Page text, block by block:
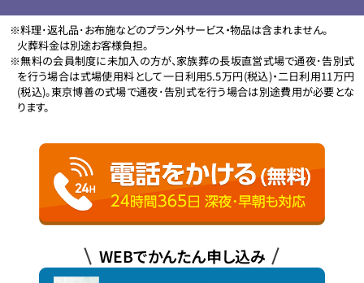
※料理･返礼品･お布施などのプラン外サービス・物品は含まれません。
火葬料金は別途お客様負担。
※無料の会員制度に未加入の方が、家族葬の長坂直営式場で通夜･告別式
を行う場合は式場使用料として一日利用5.5万円(税込)・二日利用11万円
(税込)。東京博善の式場で通夜･告別式を行う場合は別途費用が必要とな
ります。
WEBでかんたん申し込み